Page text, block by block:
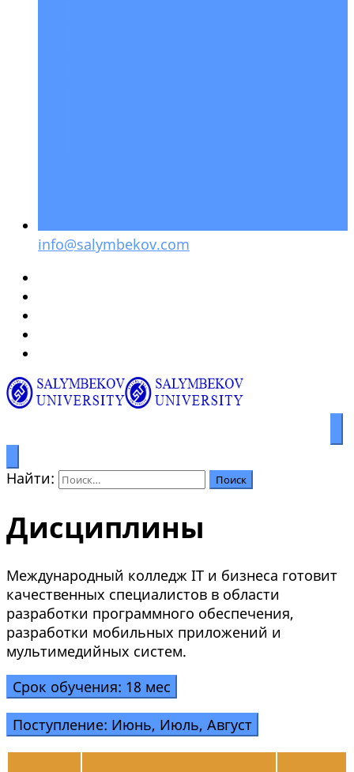
info@salymbekov.com
Найти:
Дисциплины
Международный колледж IT и бизнеса готовит
качественных специалистов в области
разработки программного обеспечения,
разработки мобильных приложений и
мультимедийных систем.
Срок обучения: 18 мес
Поступление: Июнь, Июль, Август